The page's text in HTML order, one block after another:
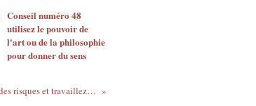
Conseil numéro 48
utilisez le pouvoir de
l'art ou de la philosophie
pour donner du sens
Conseil numéro 7 Prenez des risques et travaillez votre sécurité ontologique